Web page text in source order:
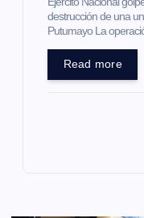
destrucción de una
Putumayo La
Read more